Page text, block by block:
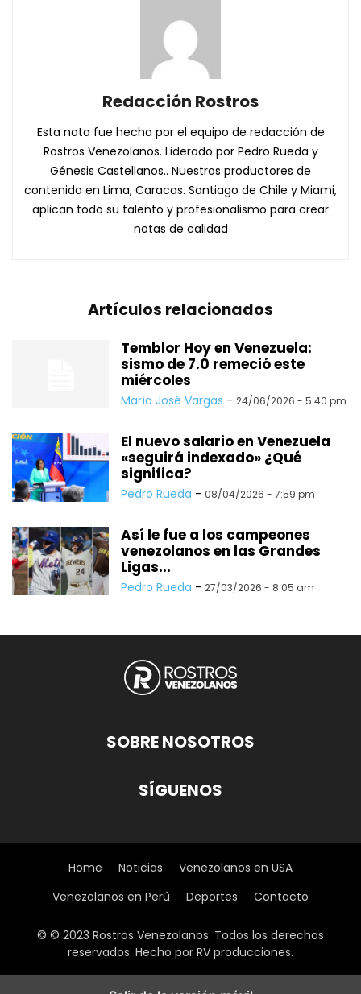
Redacción Rostros
Esta nota fue hecha por el equipo de redacción de
Rostros Venezolanos. Liderado por Pedro Rueda y
Génesis Castellanos.. Nuestros productores de
contenido en Lima, Caracas. Santiago de Chile y Miami,
aplican todo su talento y profesionalismo para crear
notas de calidad
Artículos relacionados
Temblor Hoy en Venezuela:
sismo de 7.0 remeció este
miércoles
María José Vargas - 24/06/2026 - 5:40 pm
El nuevo salario en Venezuela
«seguirá indexado» ¿Qué
significa?
Pedro Rueda - 08/04/2026 - 7:59 pm
Así le fue a los campeones
venezolanos en las Grandes
Ligas...
Pedro Rueda - 27/03/2026 - 8:05 am
SOBRE NOSOTROS
SÍGUENOS
Home Noticias
Venezolanos en USA
Venezolanos en Perú
Deportes Contacto
© © 2023 Rostros Venezolanos. Todos los derechos
reservados. Hecho por RV producciones.